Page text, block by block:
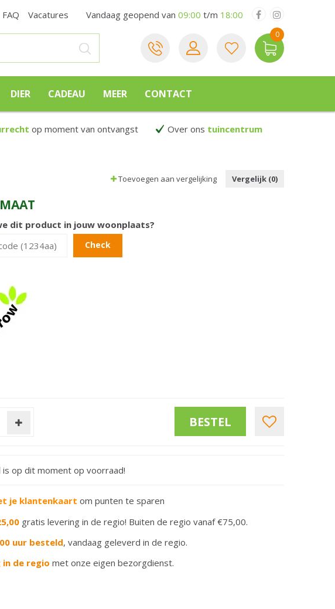
FAQ Vacatures Vandaag geopend van 09:00 t/m 18:00
DIER CADEAU MEER CONTACT
op moment van ontvangst Over ons tuincentrum
Toevoegen aan vergelijking Vergelijk (0)
dit product in jouw woonplaats?
Check
is op dit moment op voorraad!
je klantenkaart om punten te sparen
gratis levering in de regio! Buiten de regio vanaf €75,00.
uur besteld, vandaag geleverd in de regio.
in de regio met onze eigen bezorgdienst.